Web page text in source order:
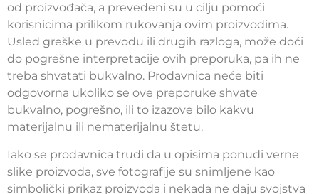
od proizvođača, a prevedeni su u cilju pomoći
korisnicima prilikom rukovanja ovim proizvodima.
Usled greške u prevodu ili drugih razloga, može doći
do pogrešne interpretacije ovih preporuka, pa ih ne
treba shvatati bukvalno. Prodavnica neće biti
odgovorna ukoliko se ove preporuke shvate
bukvalno, pogrešno, ili to izazove bilo kakvu
materijalnu ili nematerijalnu štetu.
Iako se prodavnica trudi da u opisima ponudi verne
slike proizvoda, sve fotografije su snimljene kao
simbolički prikaz proizvoda i nekada ne daju svojstva